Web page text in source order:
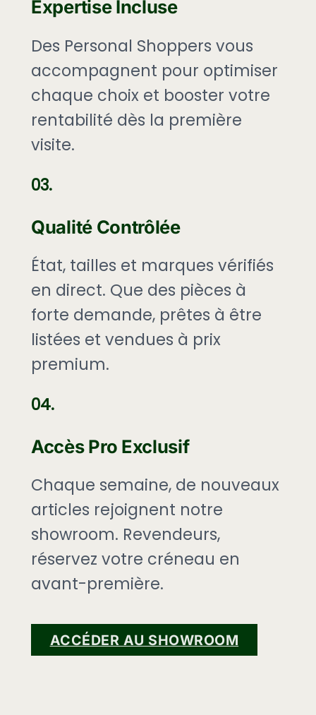
Expertise Incluse
Des Personal Shoppers vous
accompagnent pour optimiser
chaque choix et booster votre
rentabilité dès la première
visite.
03.
Qualité Contrôlée
État, tailles et marques vérifiés
en direct. Que des pièces à
forte demande, prêtes à être
listées et vendues à prix
premium.
04.
Accès Pro Exclusif
Chaque semaine, de nouveaux
articles rejoignent notre
showroom. Revendeurs,
réservez votre créneau en
avant-première.
ACCÉDER AU SHOWROOM